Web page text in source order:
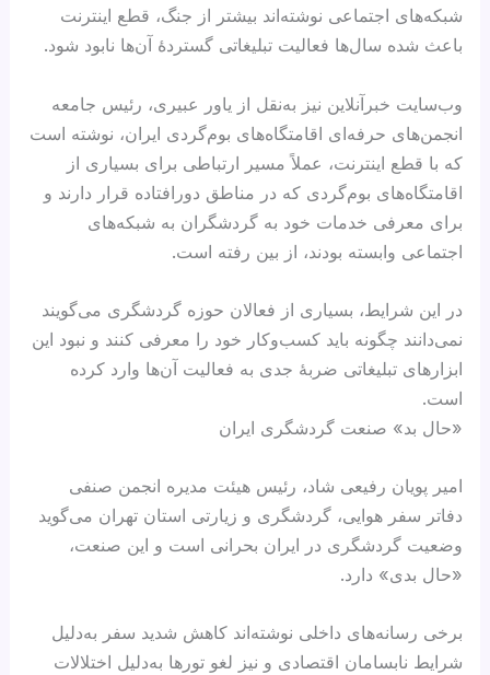
شبکه‌های اجتماعی نوشته‌اند بیشتر از جنگ، قطع اینترنت
باعث شده سال‌ها فعالیت تبلیغاتی گستردهٔ آن‌ها نابود شود.
وب‌سایت خبرآنلاین نیز به‌نقل از یاور عبیری، رئیس جامعه
انجمن‌های حرفه‌ای اقامتگاه‌های بوم‌گردی ایران، نوشته است
که با قطع اینترنت، عملاً مسیر ارتباطی برای بسیاری از
اقامتگاه‌های بوم‌گردی که در مناطق دورافتاده قرار دارند و
برای معرفی خدمات خود به گردشگران به شبکه‌های
اجتماعی وابسته بودند، از بین رفته است.
در این شرایط، بسیاری از فعالان حوزه گردشگری می‌گویند
نمی‌دانند چگونه باید کسب‌وکار خود را معرفی کنند و نبود این
ابزارهای تبلیغاتی ضربهٔ جدی به فعالیت آن‌ها وارد کرده
است.
«حال بد» صنعت گردشگری ایران
امیر پویان رفیعی شاد، رئیس هیئت مدیره انجمن صنفی
دفاتر سفر هوایی، گردشگری و زیارتی استان تهران می‌گوید
وضعیت گردشگری در ایران بحرانی است و این صنعت،
«حال بدی» دارد.
برخی رسانه‌های داخلی نوشته‌اند کاهش شدید سفر به‌دلیل
شرایط نابسامان اقتصادی و نیز لغو تورها به‌دلیل اختلالات